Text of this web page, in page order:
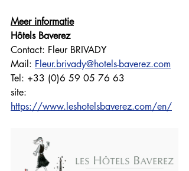
Meer informatie
Hôtels Baverez
Contact: Fleur BRIVADY
Mail: Fleur.brivady@hotels-baverez.com
Tel: +33 (0)6 59 05 76 63
site:
https://www.leshotelsbaverez.com/en/